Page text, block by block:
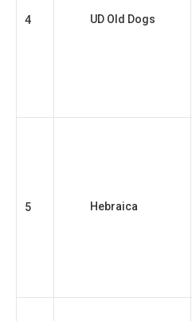
4 UD Old Dogs
5 Hebraica